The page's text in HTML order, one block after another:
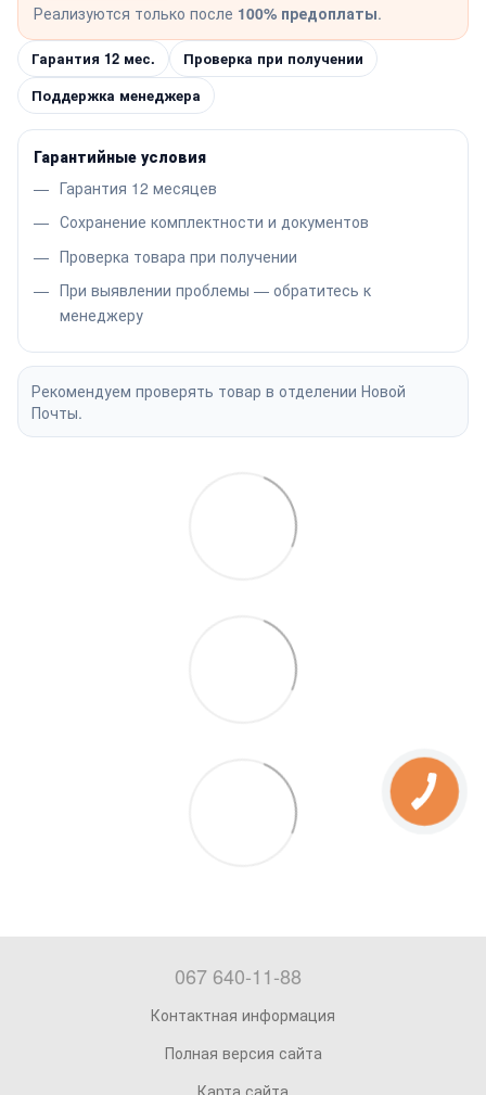
Реализуются только после 100% предоплаты.
Гарантия 12 мес.
Проверка при получении
Поддержка менеджера
Гарантийные условия
Гарантия 12 месяцев
Сохранение комплектности и документов
Проверка товара при получении
При выявлении проблемы — обратитесь к
менеджеру
Рекомендуем проверять товар в отделении Новой
Почты.
067 640-11-88
Контактная информация
Полная версия сайта